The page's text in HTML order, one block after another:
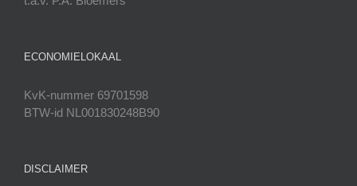
ECONOMIELOKAAL
KvK-nummer 69701598
BTW-id NL001830248B90
DISCLAIMER